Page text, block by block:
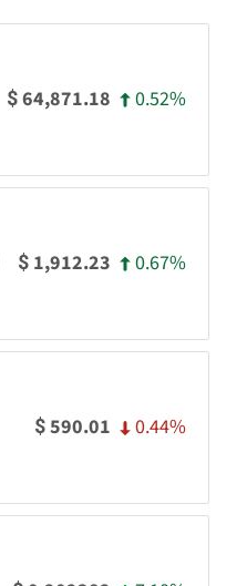
$64,871.18 0.52%
$ 1,912.23 0.67%
$590.01 0.44%